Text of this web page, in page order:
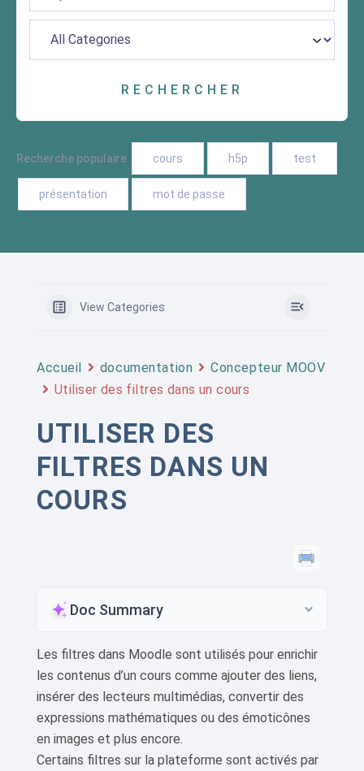
Recherche populaire cours h5p test
présentation mot de passe
View Categories
Accueil documentation
Concepteur MOOV
Utiliser des filtres dans un cours
UTILISER DES
FILTRES DANS UN
COURS
Doc Summary
Les filtres dans Moodle sont utilisés pour enrichir
les contenus d’un cours comme ajouter des liens,
insérer des lecteurs multimédias, convertir des
expressions mathématiques ou des émoticônes
en images et plus encore.
Certains filtres sur la plateforme sont activés par